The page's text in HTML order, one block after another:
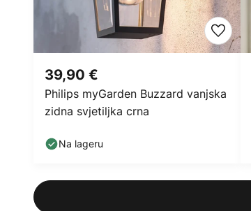
39,90 €
Philips myGarden Buzzard vanjska
zidna svjetiljka crna
Na lageru